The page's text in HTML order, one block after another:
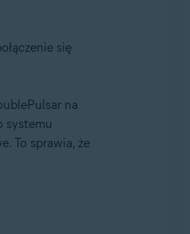
się
na
systemu
To sprawia, że